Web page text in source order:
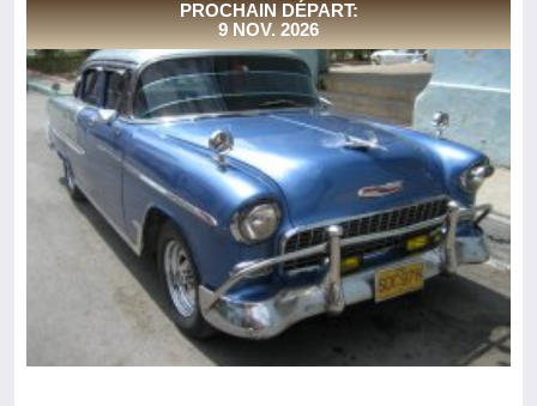
PROCHAIN DÉPART:
9 NOV. 2026